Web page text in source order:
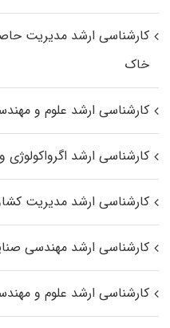
کارشناسی ارشد مدیریت
خاک
کارشناسی ارشد علوم و
کارشناسی ارشد
کارشناسی ارشد مدیریت
کارشناسی ارشد مهندسی
کارشناسی ارشد علوم و